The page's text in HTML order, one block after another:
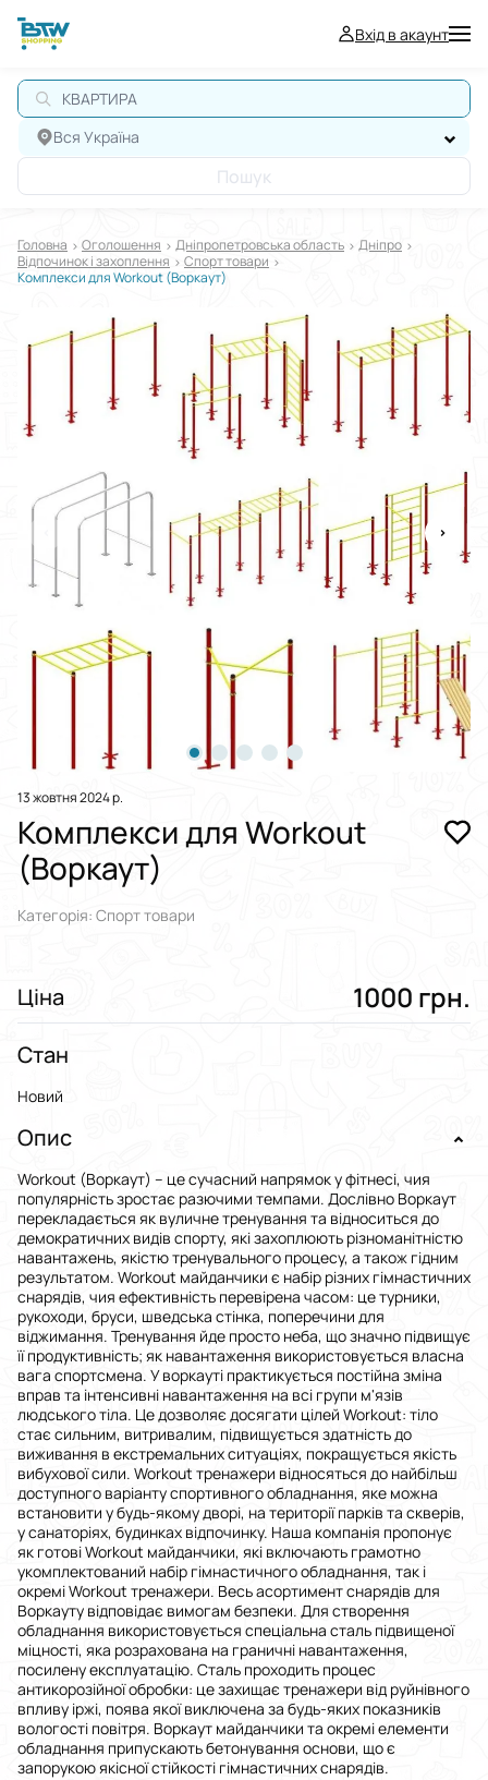
Вхід в акаунт
Вся Україна
Пошук
Головна Оголошення Дніпропетровська область
Дніпро
Відпочинок і захоплення
Спорт товари
Комплекси для Workout (Воркаут)
13 жовтня 2024 р.
Комплекси для Workout
(Воркаут)
Категорія: Спорт товари
Ціна 1000 грн.
Стан
Новий
Опис
Workout (Воркаут) – це сучасний напрямок у фітнесі, чия
популярність зростає разючими темпами. Дослівно Воркаут
перекладається як вуличне тренування та відноситься до
демократичних видів спорту, які захоплюють різноманітністю
навантажень, якістю тренувального процесу, а також гідним
результатом. Workout майданчики є набір різних гімнастичних
снарядів, чия ефективність перевірена часом: це турники,
рукоходи, бруси, шведська стінка, поперечини для
віджимання. Тренування йде просто неба, що значно підвищує
її продуктивність; як навантаження використовується власна
вага спортсмена. У воркауті практикується постійна зміна
вправ та інтенсивні навантаження на всі групи м'язів
людського тіла. Це дозволяє досягати цілей Workout: тіло
стає сильним, витривалим, підвищується здатність до
виживання в екстремальних ситуаціях, покращується якість
вибухової сили. Workout тренажери відносяться до найбільш
доступного варіанту спортивного обладнання, яке можна
встановити у будь-якому дворі, на території парків та скверів,
у санаторіях, будинках відпочинку. Наша компанія пропонує
як готові Workout майданчики, які включають грамотно
укомплектований набір гімнастичного обладнання, так і
окремі Workout тренажери. Весь асортимент снарядів для
Воркауту відповідає вимогам безпеки. Для створення
обладнання використовується спеціальна сталь підвищеної
міцності, яка розрахована на граничні навантаження,
посилену експлуатацію. Сталь проходить процес
антикорозійної обробки: це захищає тренажери від руйнівного
впливу іржі, поява якої виключена за будь-яких показників
вологості повітря. Воркаут майданчики та окремі елементи
обладнання припускають бетонування основи, що є
запорукою якісної стійкості гімнастичних снарядів.